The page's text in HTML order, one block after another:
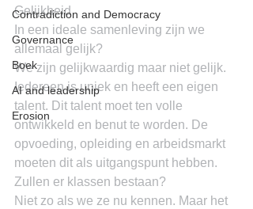
Contradiction and Democracy
Governance
Boek
AI and leadership
Erosion
Gelijkheid
In een ideale samenleving zijn we
allemaal gelijk?
We zijn gelijkwaardig maar niet gelijk.
Iedereen is uniek en heeft een eigen
talent. Dit talent moet ten volle
ontwikkeld en benut te worden. De
opvoeding, opleiding en arbeidsmarkt
moeten dit als uitgangspunt hebben.
Zullen er klassen bestaan?
Niet zo als we ze nu kennen. Maar het